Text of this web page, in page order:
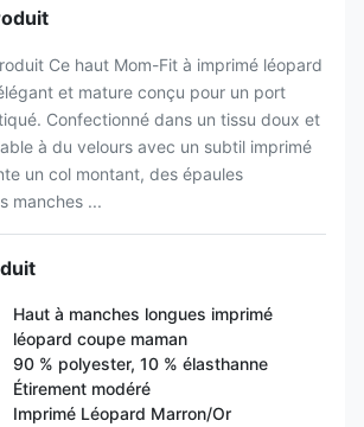
Ce haut Mom-Fit à imprimé léopard
et mature conçu pour un port
Confectionné dans un tissu doux et
à du velours avec un subtil imprimé
un col montant, des épaules
manches ...
Haut à manches longues imprimé
léopard coupe maman
90 % polyester, 10 % élasthanne
Étirement modéré
Imprimé Léopard Marron/Or